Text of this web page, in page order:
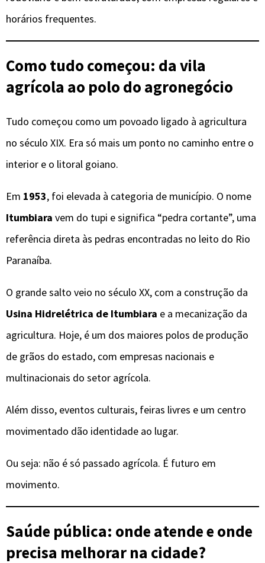
horários frequentes.
Como tudo começou: da vila
agrícola ao polo do agronegócio
Tudo começou como um povoado ligado à agricultura
no século XIX. Era só mais um ponto no caminho entre o
interior e o litoral goiano.
Em 1953, foi elevada à categoria de município. O nome
Itumbiara vem do tupi e significa “pedra cortante”, uma
referência direta às pedras encontradas no leito do Rio
Paranaíba.
O grande salto veio no século XX, com a construção da
Usina Hidrelétrica de Itumbiara e a mecanização da
agricultura. Hoje, é um dos maiores polos de produção
de grãos do estado, com empresas nacionais e
multinacionais do setor agrícola.
Além disso, eventos culturais, feiras livres e um centro
movimentado dão identidade ao lugar.
Ou seja: não é só passado agrícola. É futuro em
movimento.
Saúde pública: onde atende e onde
precisa melhorar na cidade?